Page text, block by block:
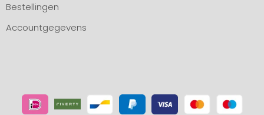
Bestellingen
Accountgegevens